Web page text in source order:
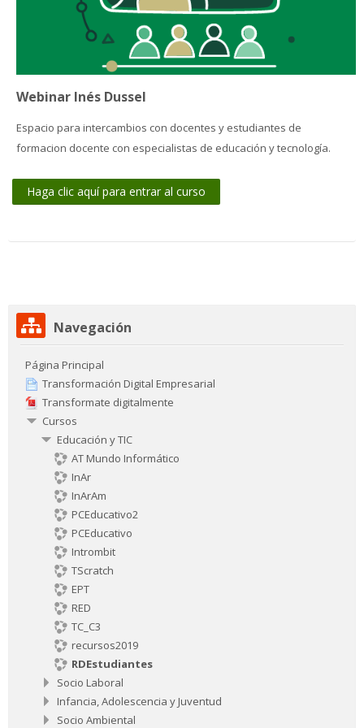
Webinar Inés Dussel
Espacio para intercambios con docentes y estudiantes de
formacion docente con especialistas de educación y tecnología.
Haga clic aquí para entrar al curso
Salta
NavegaciónNavegación
Página Principal
Transformación Digital Empresarial
Transformate digitalmente
Cursos
Educación y TIC
AT Mundo Informático
InAr
InArAm
PCEducativo2
PCEducativo
Intrombit
TScratch
EPT
RED
TC_C3
recursos2019
RDEstudiantes
Socio Laboral
Infancia, Adolescencia y Juventud
Socio Ambiental